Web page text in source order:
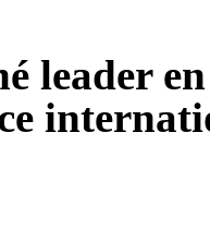
leader